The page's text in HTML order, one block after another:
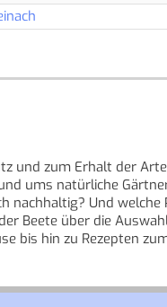
und zum Erhalt der
ums natürliche
nachhaltig? Und
Beete über die
bis hin zu Rezepten
Umgang mit
für den Arten-, Klima